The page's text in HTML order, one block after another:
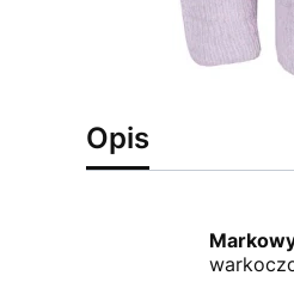
Opis